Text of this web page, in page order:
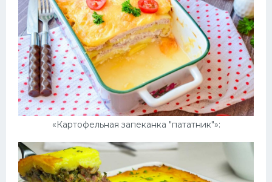
«Картофельная запеканка "пататник"»: